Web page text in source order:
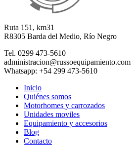
Ruta 151, km31
R8305 Barda del Medio, Río Negro
Tel. 0299 473-5610
administracion@russoequipamiento.com
Whatsapp: +54 299 473-5610
Inicio
Quiénes somos
Motorhomes y carrozados
Unidades moviles
Equipamiento y accesorios
Blog
Contacto